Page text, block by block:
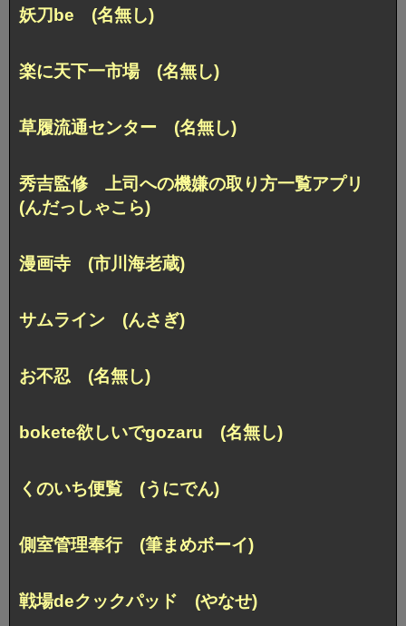
妖刀be (名無し)
楽に天下一市場 (名無し)
草履流通センター (名無し)
秀吉監修 上司への機嫌の取り方一覧アプリ
(んだっしゃこら)
漫画寺 (市川海老蔵)
サムライン (んさぎ)
お不忍 (名無し)
bokete欲しいでgozaru (名無し)
くのいち便覧 (うにでん)
側室管理奉行 (筆まめボーイ)
戦場deクックパッド (やなせ)